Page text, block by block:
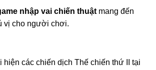
nhập vai chiến thuật mang đến
vị cho người chơi.
hiện các chiến dịch Thế chiến thứ II tại